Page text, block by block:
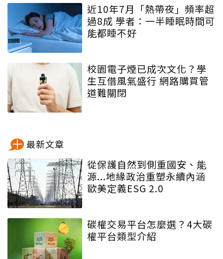
近10年7月「熱帶夜」頻率超
過8成 學者：一半睡眠時間可
能都睡不好
校園電子煙已成次文化？學
生互借風氣盛行 網路購買管
道難關閉
最新文章
從保護自然到側重國安、能
源...地緣政治重塑永續內涵
歐美定義ESG 2.0
碳權交易平台怎麼選？4大碳
權平台類型介紹